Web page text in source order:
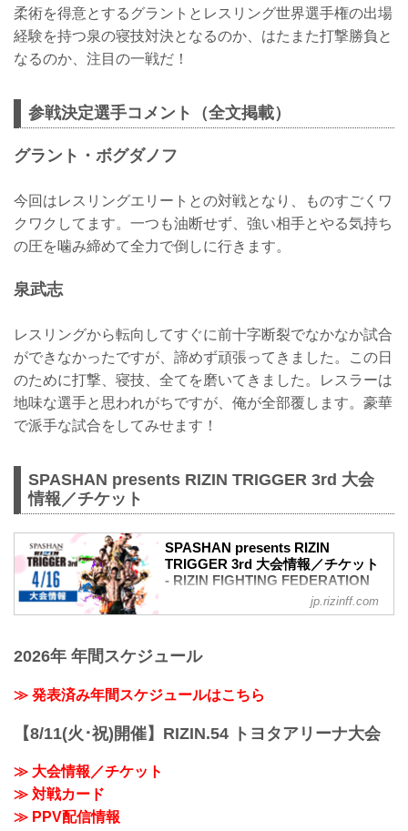
柔術を得意とするグラントとレスリング世界選手権の出場
経験を持つ泉の寝技対決となるのか、はたまた打撃勝負と
なるのか、注目の一戦だ！
参戦決定選手コメント（全文掲載）
グラント・ボグダノフ
今回はレスリングエリートとの対戦となり、ものすごくワ
クワクしてます。一つも油断せず、強い相手とやる気持ち
の圧を噛み締めて全力で倒しに行きます。
泉武志
レスリングから転向してすぐに前十字断裂でなかなか試合
ができなかったですが、諦めず頑張ってきました。この日
のために打撃、寝技、全てを磨いてきました。レスラーは
地味な選手と思われがちですが、俺が全部覆します。豪華
で派手な試合をしてみせます！
SPASHAN presents RIZIN TRIGGER 3rd 大会
情報／チケット
SPASHAN presents RIZIN
TRIGGER 3rd 大会情報／チケット
- RIZIN FIGHTING FEDERATION
TRIGGER 3rd & 湘南美容クリニック
youtu.be
大会概要
SPASHAN presents RIZIN TRIGGER 3rd
jp.rizinff.com
2026年 年間スケジュール
≫ 発表済み年間スケジュールはこちら
【8/11(火･祝)開催】RIZIN.54 トヨタアリーナ大会
≫ 大会情報／チケット
≫ 対戦カード
≫ PPV配信情報